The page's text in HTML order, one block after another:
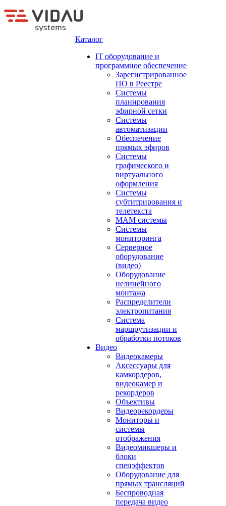
Каталог
IT оборудование и
программное обеспечение
Зарегистрированное
ПО в Реестре
Системы
планирования
эфирной сетки
Системы
автоматизации
Обеспечение
прямых эфиров
Системы
графического и
виртуального
оформления
Системы
субтитрирования и
телетекста
MAM системы
Системы
мониторинга
Серверное
оборудование
(видео)
Оборудование
нелинейного
монтажа
Распределители
электропитания
Система
маршрутизации и
обработки потоков
Видео
Видеокамеры
Аксессуары для
камкордеров,
видеокамер и
рекордеров
Объективы
Видеорекордеры
Мониторы и
системы
отображения
Видеомикшеры и
блоки
спецэффектов
Оборудование для
прямых трансляций
Беспроводная
передача видео